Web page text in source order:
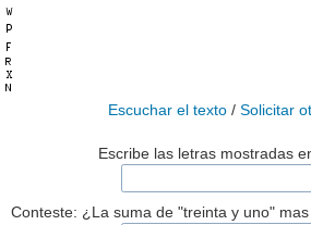
Escuchar el texto/ Solicitar
Escribe las letras mostradas
Conteste: ¿La suma de "treinta y uno"